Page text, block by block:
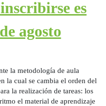
es
agosto
la metodología de aula
la cual se cambia el orden del
la realización de tareas: los
el material de aprendizaje